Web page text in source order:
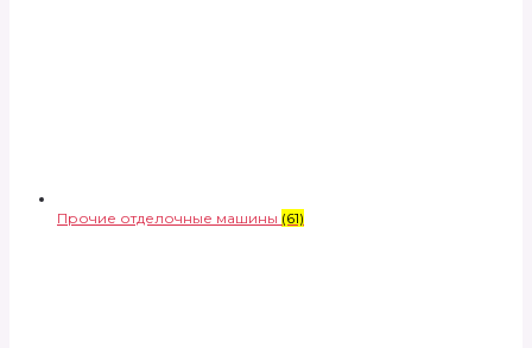
Прочие отделочные машины (61)